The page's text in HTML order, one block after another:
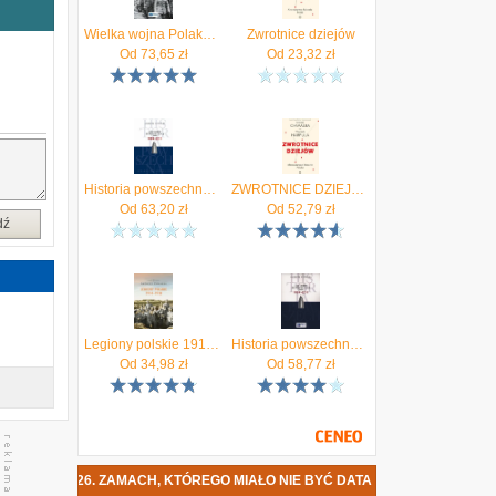
Wielka wojna Polaków 1914-1918 - Andrzej Chwalba
Od 73,65zł
Zwrotnice dziejów
Od 23,32 zł
Historia powszechna 1989-2011
Od 63,20zł
ZWROTNICE DZIEJÓW ALTERNATYWNE HISTORIE POLSKI
Od 52,79 zł
Legiony polskie 1914-1918 - Andrzej Chwalba
Od 34,98zł
Historia powszechna. 1989-2011
Od 58,77 zł
ZAMACH, KTÓREGO MIAŁO NIE BYĆ DATA PREMIERY